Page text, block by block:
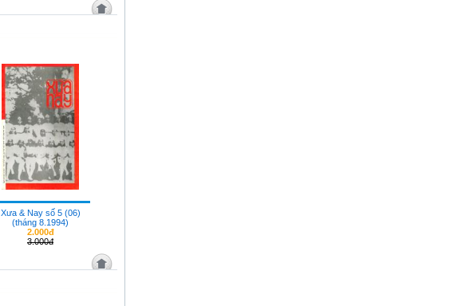
Xưa & Nay số 5 (06)
(tháng 8.1994)
2.000đ
3.000đ